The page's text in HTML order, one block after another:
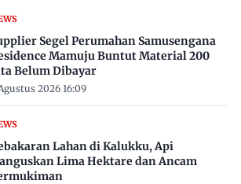
Segel Perumahan Samusengana
Mamuju Buntut Material 200
Belum Dibayar
2026 16:09
Lahan di Kalukku, Api
Lima Hektare dan Ancam